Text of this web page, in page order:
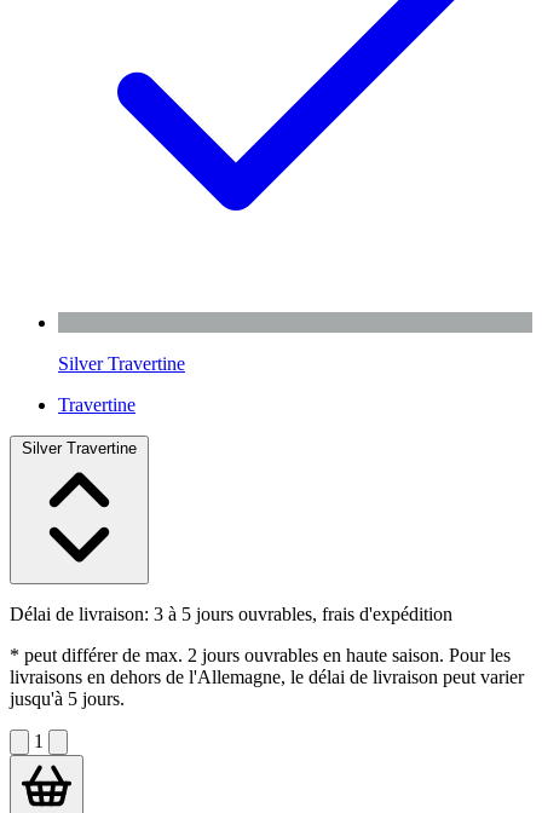
Silver Travertine
Travertine
Silver Travertine
Délai de livraison: 3 à 5 jours ouvrables, frais d'expédition
* peut différer de max. 2 jours ouvrables en haute saison. Pour les
livraisons en dehors de l'Allemagne, le délai de livraison peut varier
jusqu'à 5 jours.
1